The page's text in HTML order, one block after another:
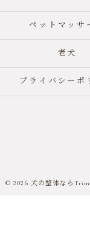
ペットマッサ
老犬
プライバシーポ
© 2026 犬の整体なら